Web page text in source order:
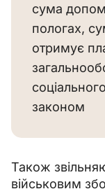
сума
пологах,
отримує
законом
Також
військовим